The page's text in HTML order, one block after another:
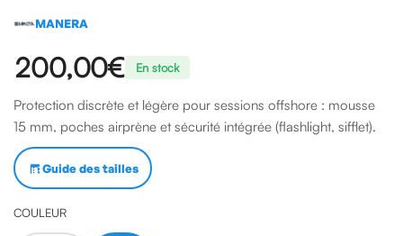
MANERA
200,00€ En stock
Protection discrète et légère pour sessions offshore : mousse
15 mm, poches airprène et sécurité intégrée (flashlight, sifflet).
Guide des tailles
COULEUR